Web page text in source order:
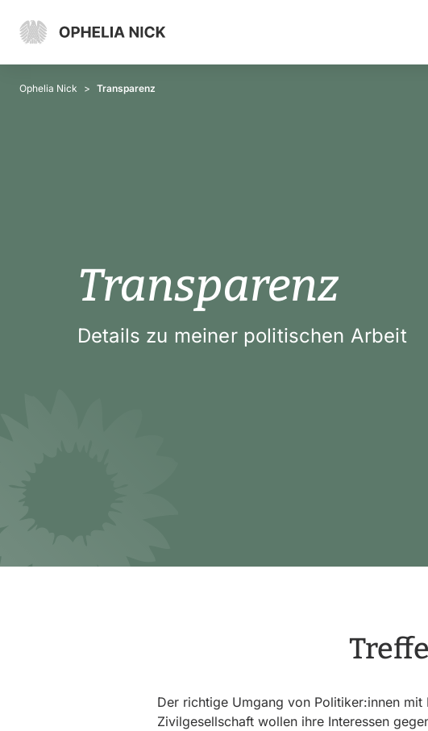
Ophelia Nick Transparenz
Transparenz
Details zu meiner politischen Arbeit
Der richtige Umgang von Politiker:innen
Zivilgesellschaft wollen ihre Interessen